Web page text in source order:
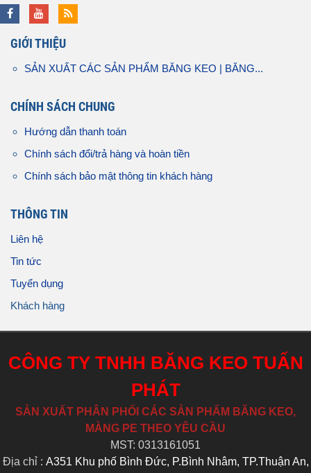
GIỚI THIỆU
SẢN XUẤT CÁC SẢN PHẨM BĂNG KEO | BĂNG...
CHÍNH SÁCH CHUNG
Hướng dẫn thanh toán
Chính sách đổi/trả hàng và hoàn tiền
Chính sách bảo mật thông tin khách hàng
THÔNG TIN
Liên hệ
Tin tức
Tuyển dụng
Khách hàng
CÔNG TY TNHH BĂNG KEO TUẤN
PHÁT
SẢN XUẤT PHÂN PHỐI CÁC SẢN PHẨM BĂNG KEO,
MÀNG PE THEO YÊU CẦU
MST: 0313161051
Địa chỉ : A351 Khu phố Bình Đức, P.Bình Nhâm, TP.Thuận An,